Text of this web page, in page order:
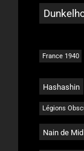
France 1940
Hashashin
Légions
Nain de